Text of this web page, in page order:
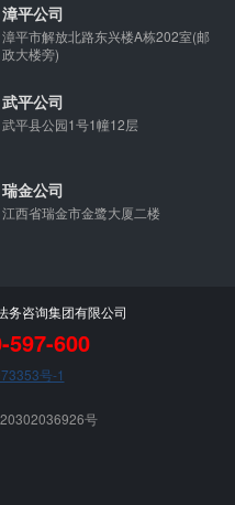
漳平公司
漳平市解放北路东兴楼A栋202室(邮
政大楼旁)
武平公司
武平县公园1号1幢12层
瑞金公司
江西省瑞金市金鹭大厦二楼
务咨询集团有限公司
597-600
号-1
号